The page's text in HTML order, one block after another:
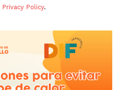
Privacy Policy.